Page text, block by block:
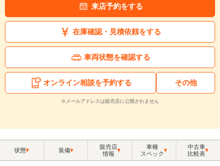
来店予約をする
在庫確認・見積依頼をする
車両状態を確認する
オンライン相談を予約する その他
※メールアドレスは販売店に公開されません
状態 装備
販売店
情報
車種
スペック
中古車
比較表